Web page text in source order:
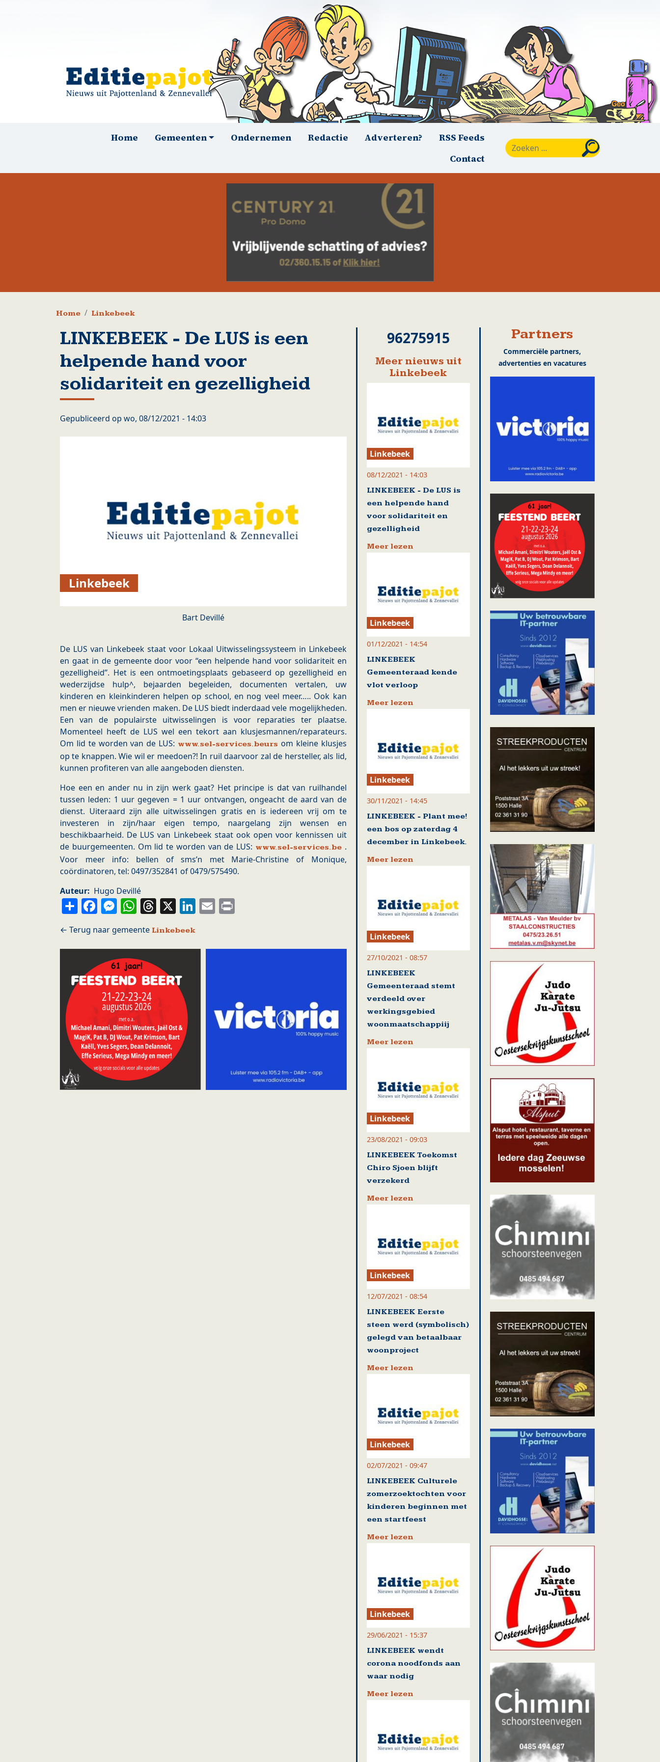
HoofdnavigatieHome Gemeenten Ondernemen Redactie Adverteren?
RSS Feeds
Contact
Kruimelpad
Home Linkebeek
LINKEBEEK - De LUS is een
helpende hand voor
solidariteit en gezelligheid
Gepubliceerd op wo, 08/12/2021 - 14:03
Linkebeek
Bart Devillé
De LUS van Linkebeek staat voor Lokaal Uitwisselingssysteem in Linkebeek
en gaat in de gemeente door voor “een helpende hand voor solidariteit en
gezelligheid”. Het is een ontmoetingsplaats gebaseerd op gezelligheid en
wederzijdse hulp^, bejaarden begeleiden, documenten vertalen, uw
kinderen en kleinkinderen helpen op school, en nog veel meer….. Ook kan
men er nieuwe vrienden maken. De LUS biedt inderdaad vele mogelijkheden.
Een van de populairste uitwisselingen is voor reparaties ter plaatse.
Momenteel heeft de LUS wel een tekort aan klusjesmannen/reparateurs.
Om lid te worden van de LUS: www.sel-services.beurs om kleine klusjes
op te knappen. Wie wil er meedoen?! In ruil daarvoor zal de hersteller, als lid,
kunnen profiteren van alle aangeboden diensten.
Hoe een en ander nu in zijn werk gaat? Het principe is dat van ruilhandel
tussen leden: 1 uur gegeven = 1 uur ontvangen, ongeacht de aard van de
dienst. Uiteraard zijn alle uitwisselingen gratis en is iedereen vrij om te
investeren in zijn/haar eigen tempo, naargelang zijn wensen en
beschikbaarheid. De LUS van Linkebeek staat ook open voor kennissen uit
de buurgemeenten. Om lid te worden van de LUS: www.sel-services.be.
Voor meer info: bellen of sms’n met Marie-Christine of Monique,
coördinatoren, tel: 0497/352841 of 0479/575490.
Auteur
Hugo Devillé
ShareFacebook
Messenger
WhatsApp
Threads
X LinkedIn
Email
Linkebeek
96275915
Meer nieuws uit
Linkebeek
Linkebeek
08/12/2021 - 14:03
LINKEBEEK - De LUS is
een helpende hand
voor solidariteit en
gezelligheid
Meer lezen
Linkebeek
01/12/2021 - 14:54
LINKEBEEK
Gemeenteraad kende
vlot verloop
Meer lezen
Linkebeek
30/11/2021 - 14:45
LINKEBEEK - Plant mee!
een bos op zaterdag 4
december in Linkebeek.
Meer lezen
Linkebeek
27/10/2021 - 08:57
LINKEBEEK
Gemeenteraad stemt
verdeeld over
werkingsgebied
woonmaatschappiij
Meer lezen
Linkebeek
23/08/2021 - 09:03
LINKEBEEK Toekomst
Chiro Sjoen blijft
verzekerd
Meer lezen
Linkebeek
12/07/2021 - 08:54
LINKEBEEK Eerste
steen werd (symbolisch)
gelegd van betaalbaar
woonproject
Meer lezen
Linkebeek
02/07/2021 - 09:47
LINKEBEEK Culturele
zomerzoektochten voor
kinderen beginnen met
een startfeest
Meer lezen
Linkebeek
29/06/2021 - 15:37
LINKEBEEK wendt
corona noodfonds aan
waar nodig
Meer lezen
Partners
Commerciële partners,
advertenties en vacatures